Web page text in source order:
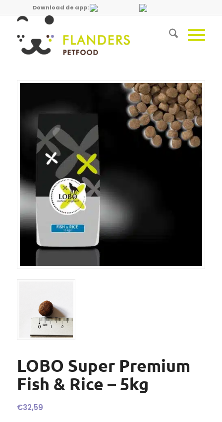
Download de app:
LOBO Super Premium
Fish & Rice – 5kg
€32,59